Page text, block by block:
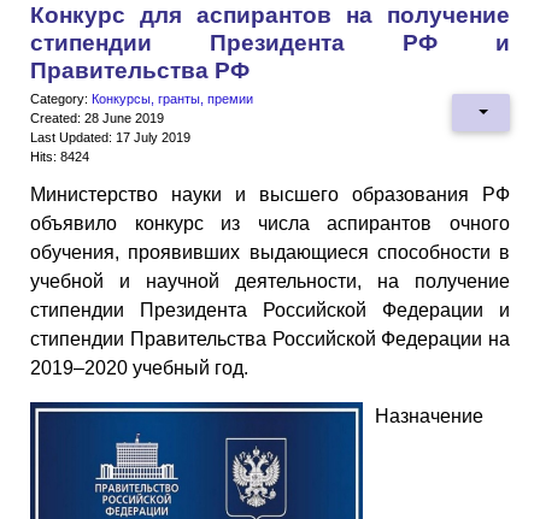
Конкурс для аспирантов на получение
стипендии Президента РФ и
Правительства РФ
Category: Конкурсы, гранты, премии
Created: 28 June 2019
Last Updated: 17 July 2019
Hits: 8424
Министерство науки и высшего образования РФ
объявило конкурс из числа аспирантов очного
обучения, проявивших выдающиеся способности в
учебной и научной деятельности, на получение
стипендии Президента Российской Федерации и
стипендии Правительства Российской Федерации на
2019–2020 учебный год.
Назначение